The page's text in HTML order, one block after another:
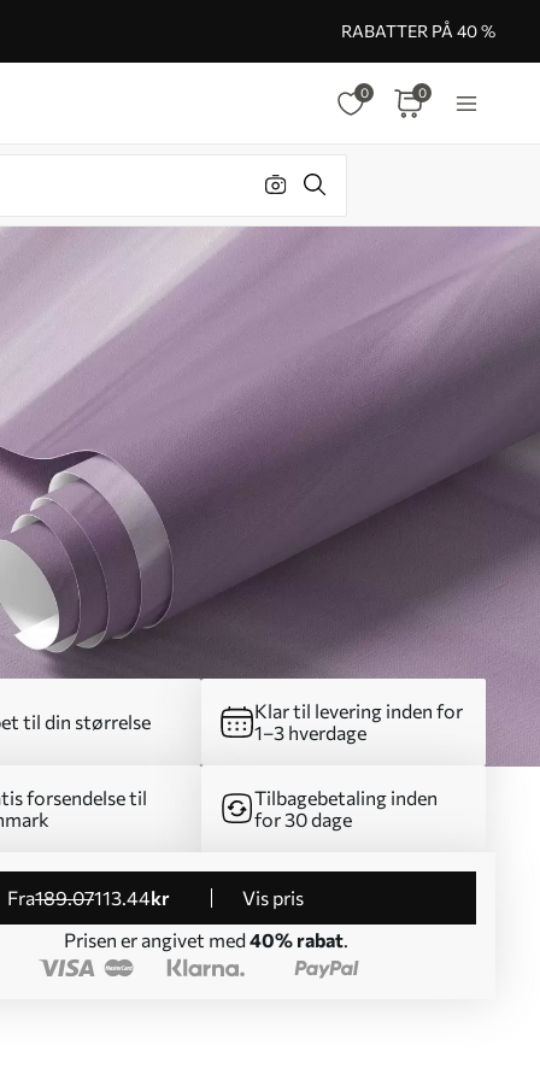
RABATTER PÅ 40 %
0 0
til din størrelse
Klar til levering inden for
1–3 hverdage
forsendelse til
Tilbagebetaling inden
for 30 dage
fra189.07113.44kr
Vis pris
Prisen er angivet med 40% rabat.